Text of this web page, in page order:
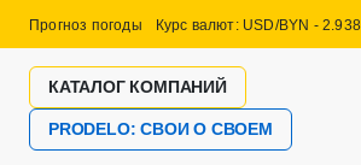
Прогноз погоды Курс валют: USD/BYN -
КАТАЛОГ КОМПАНИЙ
PRODELO: СВОИ О СВОЕМ